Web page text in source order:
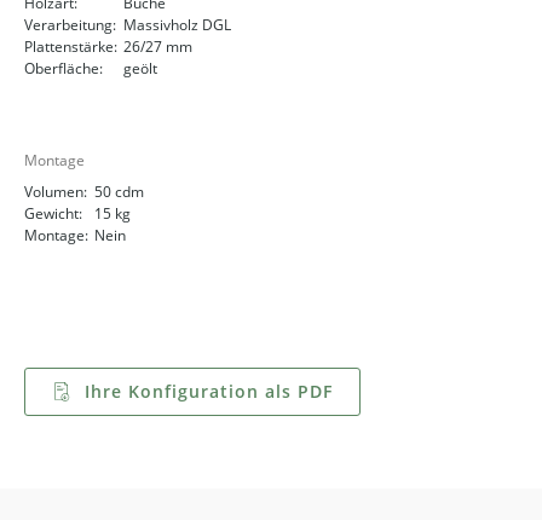
Verarbeitung: Massivholz DGL
Plattenstärke: 26/27 mm
Oberfläche:
geölt
Montage
Volumen: 50 cdm
Gewicht:
15 kg
Montage: Nein
Ihre Konfiguration als PDF